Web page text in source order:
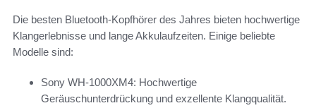
Die besten Bluetooth-Kopfhörer des Jahres bieten hochwertige
Klangerlebnisse und lange Akkulaufzeiten. Einige beliebte
Modelle sind:
Sony WH-1000XM4: Hochwertige
Geräuschunterdrückung und exzellente Klangqualität.